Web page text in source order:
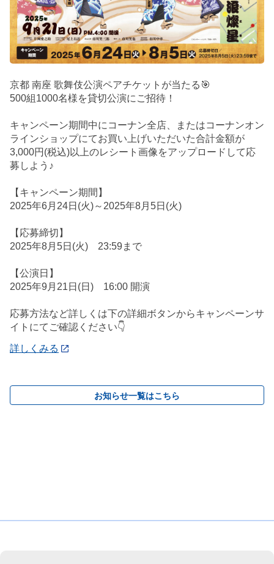
京都 南座 歌舞伎公演ペアチケットが当たる🎯
500組1000名様を貸切公演にご招待！
キャンペーン期間中にコーナン全店、またはコーナンオン
ラインショップにてお買い上げいただいた合計金額が
3,000円(税込)以上のレシート画像をアップロードして応
募しよう♪
【キャンペーン期間】
2025年6月24日(火)～2025年8月5日(火)
【応募締切】
2025年8月5日(火) 23:59まで
【公演日】
2025年9月21日(日) 16:00 開演
応募方法など詳しくは下の詳細ボタンからキャンペーンサ
イトにてご確認ください👇
詳しくみる
お知らせ一覧はこちら